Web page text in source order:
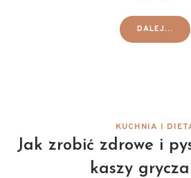
DALEJ...
KUCHNIA I
Jak zrobić zdrowe i
kaszy